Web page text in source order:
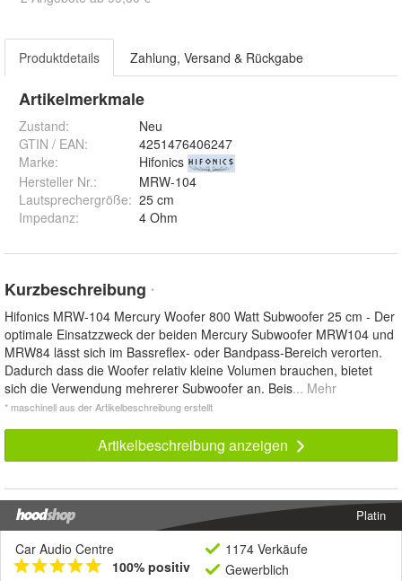
Produktdetails Zahlung, Versand & Rückgabe
Artikelmerkmale
Zustand:
Neu
GTIN / EAN:
4251476406247
Marke:
Hifonics
Hersteller Nr.:
MRW-104
Lautsprechergröße: 25 cm
Impedanz: 4 Ohm
Kurzbeschreibung *
Hifonics MRW-104 Mercury Woofer 800 Watt Subwoofer 25 cm - Der
optimale Einsatzzweck der beiden Mercury Subwoofer MRW104 und
MRW84 lässt sich im Bassreflex- oder Bandpass-Bereich verorten.
Dadurch dass die Woofer relativ kleine Volumen brauchen, bietet
sich die Verwendung mehrerer Subwoofer an. Beis... Mehr
* maschinell aus der Artikelbeschreibung erstellt
Artikelbeschreibung anzeigen
Platin
Car Audio Centre
100% positiv
1174 Verkäufe
Gewerblich